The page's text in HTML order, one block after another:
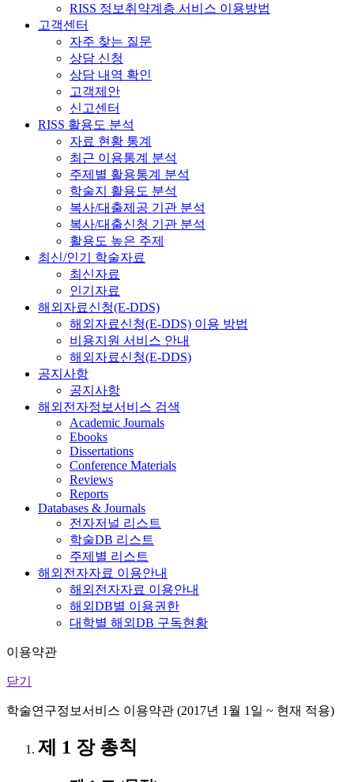
RISS 정보취약계층 서비스 이용방법
고객센터
자주 찾는 질문
상담 신청
상담 내역 확인
고객제안
신고센터
RISS 활용도 분석
자료 현황 통계
최근 이용통계 분석
주제별 활용통계 분석
학술지 활용도 분석
복사/대출제공 기관 분석
복사/대출신청 기관 분석
활용도 높은 주제
최신/인기 학술자료
최신자료
인기자료
해외자료신청(E-DDS)
해외자료신청(E-DDS) 이용 방법
비용지원 서비스 안내
해외자료신청(E-DDS)
공지사항
공지사항
해외전자정보서비스 검색
Academic Journals
Ebooks
Dissertations
Conference Materials
Reviews
Reports
Databases & Journals
전자저널 리스트
학술DB 리스트
주제별 리스트
해외전자자료 이용안내
해외전자자료 이용안내
해외DB별 이용권한
대학별 해외DB 구독현황
이용약관
닫기
학술연구정보서비스 이용약관 (2017년 1월 1일 ~ 현재 적용)
제 1 장 총칙